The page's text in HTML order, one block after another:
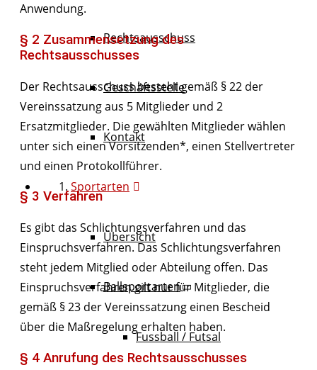
Rechtsausschuss
Geschäftsstelle
Kontakt
Sportarten
Übersicht
Ballsportarten
Fussball / Futsal
Anwendung.
§ 2 Zusammensetzung des
Rechtsausschusses
Der Rechtsausschuss besteht gemäß § 22 der
Vereinssatzung aus 5 Mitglieder und 2
Ersatzmitglieder. Die gewählten Mitglieder wählen
unter sich einen Vorsitzenden*, einen Stellvertreter
und einen Protokollführer.
§ 3 Verfahren
Es gibt das Schlichtungsverfahren und das
Einspruchsverfahren. Das Schlichtungsverfahren
steht jedem Mitglied oder Abteilung offen. Das
Einspruchsverfahren gilt nur für Mitglieder, die
gemäß § 23 der Vereinssatzung einen Bescheid
über die Maßregelung erhalten haben.
§ 4 Anrufung des Rechtsausschusses